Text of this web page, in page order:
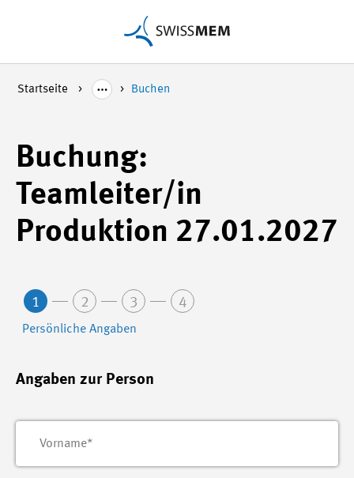
Startseite Buchen
Buchung:
Teamleiter/in
Produktion 27.01.2027
1 2 3 4
Persönliche Angaben
Angaben zur Person